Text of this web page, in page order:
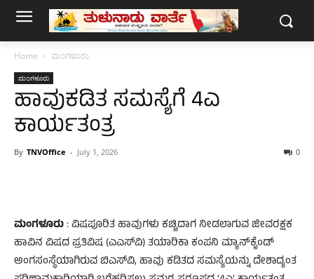
Home ಮಂಗಳೂರು
ಮಂಗಳೂರು
ಹಾವುಕಡಿತ ಸಮಸ್ಯೆಗೆ 4ಎ
ಕಾರ್ಯತಂತ್ರ
By TNVOffice - July 1, 2026 0
ಮಂಗಳೂರು: ವಿಷಪೂರಿತ ಹಾವುಗಳು ಕಚ್ಚಿದಾಗ ನೀಡಲಾಗುವ ಜೀವರಕ್ಷಕ
ಹಾವಿನ ವಿಷದ ಪ್ರತಿವಿಷ (ಎಎಸ್‍ವಿ) ತಯಾರಿಕಾ ಕಂಪನಿ ಮ್ಯಾನ್‍ಕೈಂಡ್
ಅಂಗಸಂಸ್ಥೆಯಾಗಿರುವ ಬಿಎಸ್‍ವಿ, ಹಾವು ಕಡಿತದ ಸಮಸ್ಯೆಯನ್ನು ದೇಶಾದ್ಯಂತ